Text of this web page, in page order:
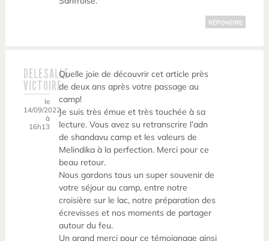
RÉPONDRE
DELESALLE
VICTOIRE
le
14/09/2022
à
16h13
Quelle joie de découvrir cet article près
de deux ans après votre passage au
camp!
Je suis très émue et très touchée à sa
lecture. Vous avez su retranscrire l’adn
de shandavu camp et les valeurs de
Melindika à la perfection. Merci pour ce
beau retour.
Nous gardons tous un super souvenir de
votre séjour au camp, entre notre
croisière sur le lac, notre préparation des
écrevisses et nos moments de partager
autour du feu.
Un grand merci pour ce témoignage ainsi